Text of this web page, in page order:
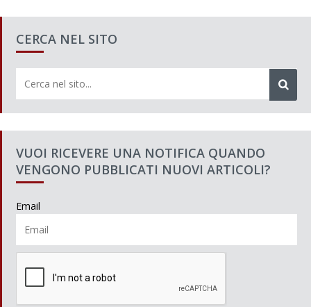
CERCA NEL SITO
VUOI RICEVERE UNA NOTIFICA QUANDO
VENGONO PUBBLICATI NUOVI ARTICOLI?
Email